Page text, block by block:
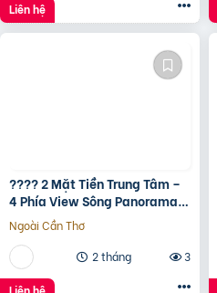
Liên hệ
???? 2 Mặt Tiền Trung Tâm –
4 Phía View Sông Panorama
???? – Metro Ngay Trước Mặt
???? – Full Nội Thất
Ngoài Cần Thơ
2 tháng
3
Liên hệ